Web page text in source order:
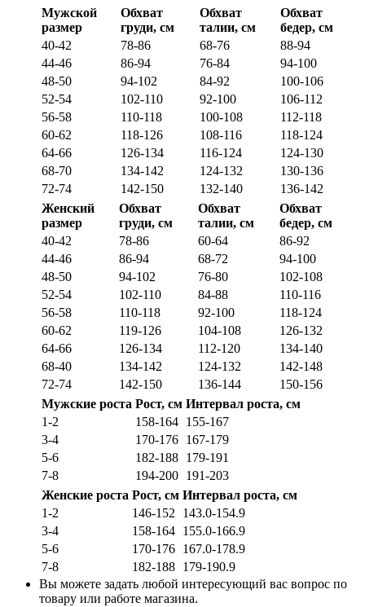
Мужской
размер
Обхват
груди, см
Обхват
талии, см
Обхват
бедер, см
40-42
78-86 68-76
88-94
44-46
86-94 76-84
94-100
48-50
94-102 84-92
100-106
52-54
102-110 92-100
106-112
56-58
110-118 100-108
112-118
60-62
118-126 108-116
118-124
64-66
126-134 116-124
124-130
68-70
134-142 124-132
130-136
72-74
142-150 132-140
136-142
Женский
размер
Обхват
груди, см
Обхват
талии, см
Обхват
бедер, см
40-42
78-86 60-64
86-92
44-46
86-94 68-72
94-100
48-50
94-102 76-80
102-108
52-54
102-110 84-88
110-116
56-58
110-118 92-100
118-124
60-62
119-126 104-108
126-132
64-66
126-134 112-120
134-140
68-40
134-142 124-132
142-148
72-74
142-150 136-144
150-156
Мужские роста Рост, см Интервал роста, см
1-2
158-164 155-167
3-4
170-176 167-179
5-6
182-188 179-191
7-8
194-200 191-203
Женские роста Рост, см Интервал роста, см
1-2
146-152 143.0-154.9
3-4
158-164 155.0-166.9
5-6
170-176 167.0-178.9
7-8
182-188 179-190.9
Вы можете задать любой интересующий вас вопрос по
товару или работе магазина.